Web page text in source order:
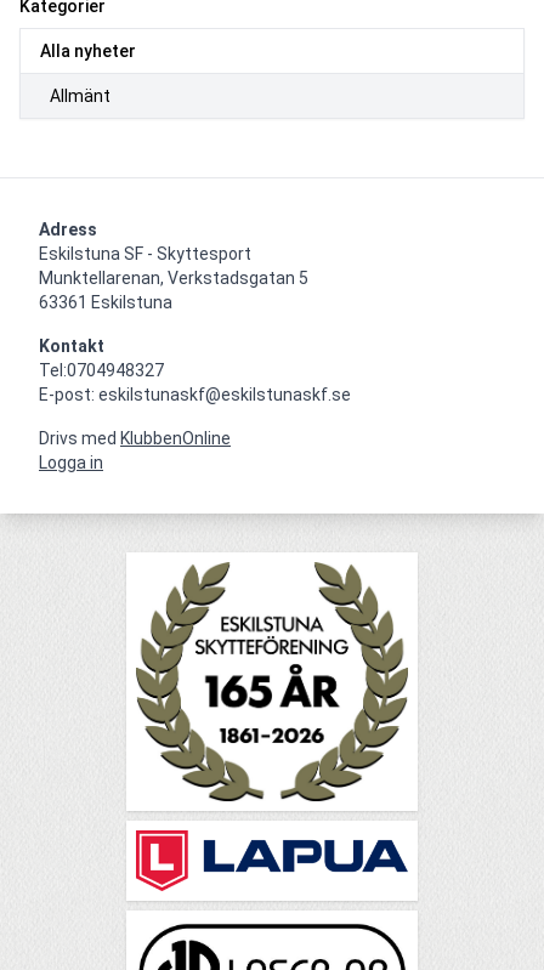
Kategorier
Alla nyheter
Allmänt
Adress
Eskilstuna SF - Skyttesport
Munktellarenan, Verkstadsgatan 5
63361 Eskilstuna
Kontakt
Tel:0704948327
E-post: eskilstunaskf@eskilstunaskf.se
Drivs med KlubbenOnline
Logga in